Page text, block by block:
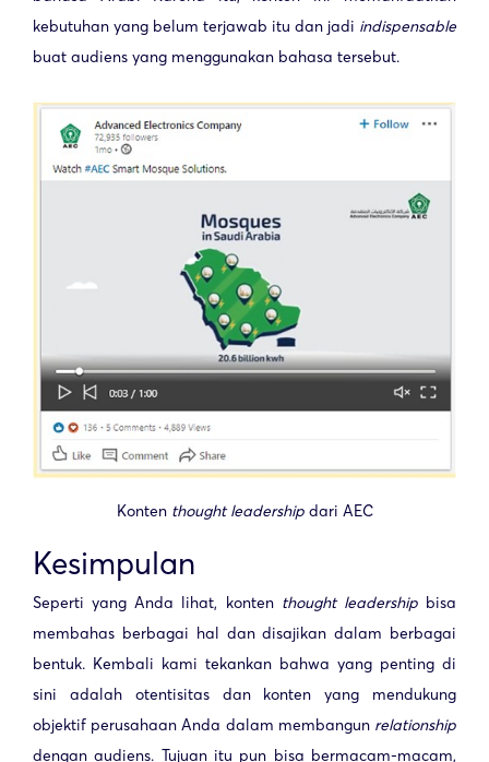
kebutuhan yang belum terjawab itu dan jadi indispensable
buat audiens yang menggunakan bahasa tersebut.
Konten thought leadershipdari AEC
Kesimpulan
Seperti yang Anda lihat, konten thought leadershipbisa
membahas berbagai hal dan disajikan dalam berbagai
bentuk. Kembali kami tekankan bahwa yang penting di
sini adalah otentisitas dan konten yang mendukung
objektif perusahaan Anda dalam membangun relationship
dengan audiens. Tujuan itu pun bisa bermacam-macam,